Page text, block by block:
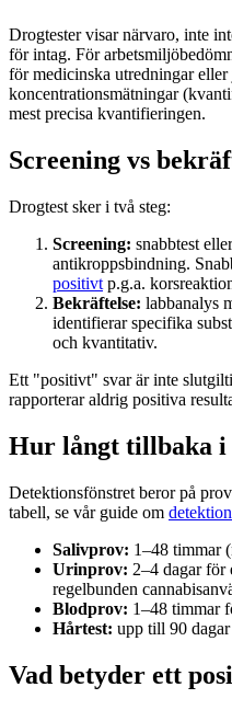
Drogtester visar närvaro, inte
för intag. För
för medicinska utredningar
koncentrationsmätningar
mest precisa kvantifieringen.
Screening vs
Drogtest sker i två steg:
Screening: snabbtest
antikroppsbindning.
positivt p.g.a.
Bekräftelse: labbanalys
identifierar specifika
och kvantitativ.
Ett "positivt" svar är inte
rapporterar aldrig positiva
Hur långt tillbaka i
Detektionsfönstret beror på
tabell, se vår guide om
Salivprov: 1–48 timmar
Urinprov: 2–4 dagar för
regelbunden
Blodprov: 1–48 timmar
Hårtest: upp till 90
Vad betyder ett